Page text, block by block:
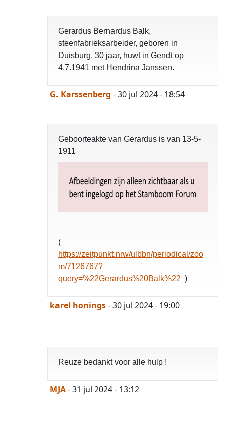
Gerardus Bernardus Balk,
steenfabrieksarbeider, geboren in
Duisburg, 30 jaar, huwt in Gendt op
4.7.1941 met Hendrina Janssen.
G. Karssenberg - 30 jul 2024 - 18:54
Geboorteakte van Gerardus is van 13-5-
1911
(
https://zeitpunkt.nrw/ulbbn/periodical/zoo
m/7126767?
query=%22Gerardus%20Balk%22 )
karel honings- 30 jul 2024 - 19:00
Reuze bedankt voor alle hulp !
MJA- 31 jul 2024 - 13:12
opgelost